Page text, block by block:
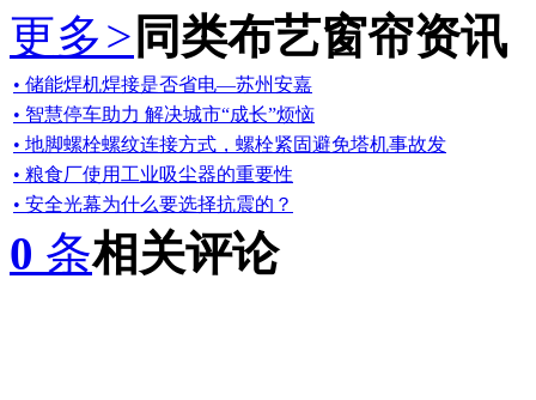
更多> 同类布艺窗帘资讯
• 储能焊机焊接是否省电—苏州安嘉
• 智慧停车助力 解决城市“成长”烦恼
• 地脚螺栓螺纹连接方式，螺栓紧固避免塔机事故发
• 粮食厂使用工业吸尘器的重要性
• 安全光幕为什么要选择抗震的？
0 条相关评论